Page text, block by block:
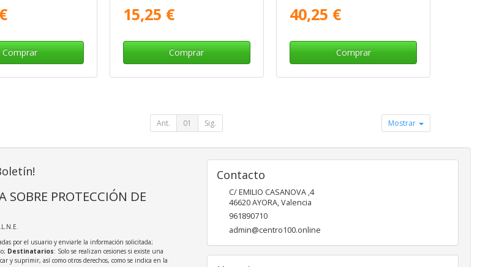
Comprar
15,25 €
Comprar
40,25 €
Comprar
Ant. 01 Sig. Mostrar
SOBRE PROTECCIÓN DE
por el usuario y enviarle la información solicitada;
Destinatarios: Solo se realizan cesiones si existe una
y suprimir, así como otros derechos, como se indica en la
Contacto
C/ EMILIO CASANOVA ,4
46620AYORA,Valencia
961890710
admin@centro100.online